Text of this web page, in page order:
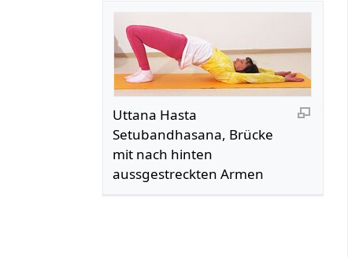
Uttana Hasta
Setubandhasana, Brücke
mit nach hinten
aussgestreckten Armen